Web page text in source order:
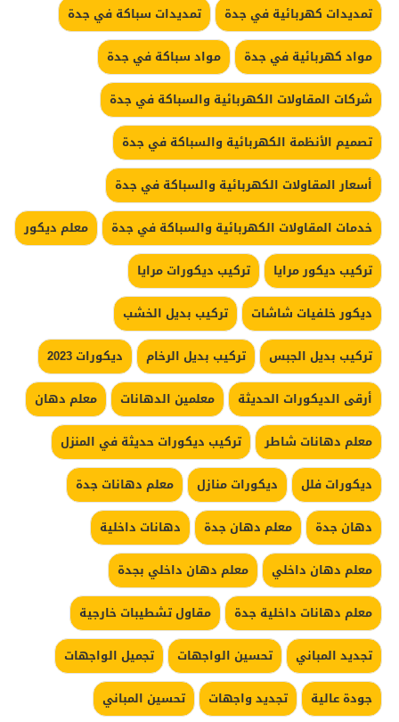
تمديدات كهربائية في جدة
تمديدات سباكة في جدة
مواد كهربائية في جدة
مواد سباكة في جدة
شركات المقاولات الكهربائية والسباكة في جدة
تصميم الأنظمة الكهربائية والسباكة في جدة
أسعار المقاولات الكهربائية والسباكة في جدة
خدمات المقاولات الكهربائية والسباكة في جدة
معلم ديكور
تركيب ديكور مرايا
تركيب ديكورات مرايا
ديكور خلفيات شاشات
تركيب بديل الخشب
تركيب بديل الجبس
تركيب بديل الرخام
ديكورات 2023
أرقى الديكورات الحديثة
معلمين الدهانات
معلم دهان
معلم دهانات شاطر
تركيب ديكورات حديثة في المنزل
ديكورات فلل
ديكورات منازل
معلم دهانات جدة
دهان جدة
معلم دهان جدة
دهانات داخلية
معلم دهان داخلي
معلم دهان داخلي بجدة
معلم دهانات داخلية جدة
مقاول تشطيبات خارجية
تجديد المباني
تحسين الواجهات
تجميل الواجهات
جودة عالية
تجديد واجهات
تحسين المباني